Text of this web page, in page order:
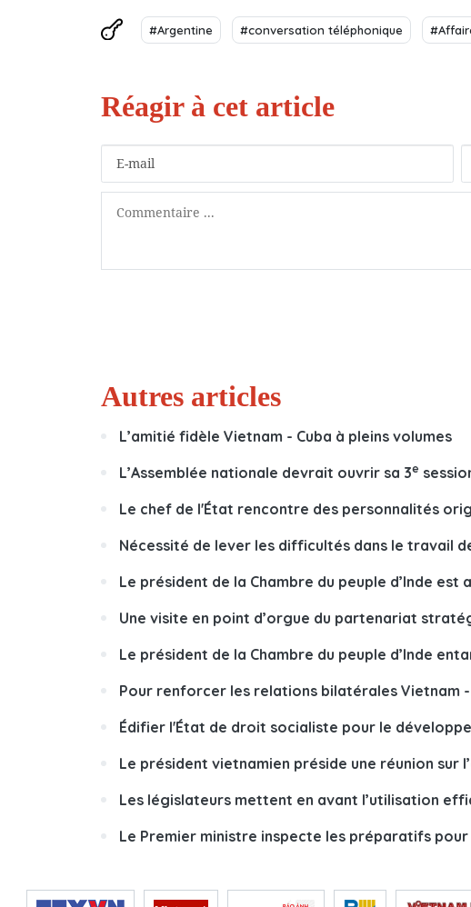
#Argentine #conversation téléphonique
Autres articles
L’amitié fidèle Vietnam - Cuba à pleins volumes
L’Assemblée nationale devrait ouvrir sa 3e
Le chef de l'État rencontre des personnalités
Nécessité de lever les difficultés dans le travail
Le président de la Chambre du peuple d’Inde est
Une visite en point d’orgue du partenariat
Le président de la Chambre du peuple d’Inde
Pour renforcer les relations bilatérales Vietnam -
Édifier l'État de droit socialiste pour le
Le président vietnamien préside une réunion sur
Les législateurs mettent en avant l’utilisation
Le Premier ministre inspecte les préparatifs pour